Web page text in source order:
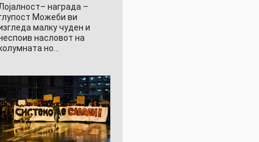
награда –
Можеби ви
малку чуден и
насловот на
но…